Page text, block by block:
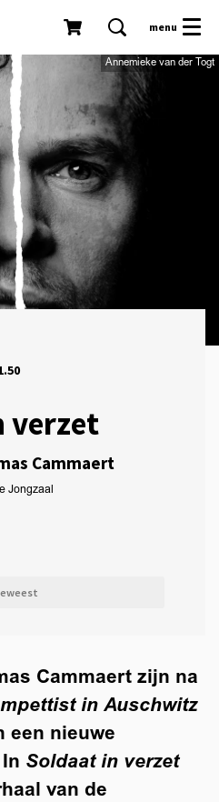
menu
Annemieke van der Togt
verzet
Cammaert
Jongzaal
Cammaert zijn na
in Auschwitz
een nieuwe
Soldaat in verzet
van de